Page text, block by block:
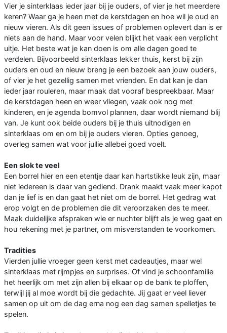
Vier je sinterklaas ieder jaar bij je ouders, of vier je het meerdere
keren? Waar ga je heen met de kerstdagen en hoe wil je oud en
nieuw vieren. Als dit geen issues of problemen oplevert dan is er
niets aan de hand. Maar voor velen blijkt het vaak een verplicht
uitje. Het beste wat je kan doen is om alle dagen goed te
verdelen. Bijvoorbeeld sinterklaas lekker thuis, kerst bij zijn
ouders en oud en nieuw breng je een bezoek aan jouw ouders,
of vier je het gezellig samen met vrienden. En dat kan je dan
ieder jaar rouleren, maar maak dat vooraf bespreekbaar. Maar
de kerstdagen heen en weer vliegen, vaak ook nog met
kinderen, en je agenda bomvol plannen, daar wordt niemand blij
van. Je kunt ook beide ouders bij je thuis uitnodigen en
sinterklaas om en om bij je ouders vieren. Opties genoeg,
overleg samen wat voor jullie allebei goed voelt.
Een slok te veel
Een borrel hier en een etentje daar kan hartstikke leuk zijn, maar
niet iedereen is daar van gediend. Drank maakt vaak meer kapot
dan je lief is en dan gaat het niet om de borrel. Het gedrag wat
erop volgt en de problemen die dit veroorzaken des te meer.
Maak duidelijke afspraken wie er nuchter blijft als je weg gaat en
hou rekening met je partner, om misverstanden te voorkomen.
Tradities
Vierden jullie vroeger geen kerst met cadeautjes, maar wel
sinterklaas met rijmpjes en surprises. Of vind je schoonfamilie
het heerlijk om met zijn allen bij elkaar op de bank te ploffen,
terwijl jij al moe wordt bij die gedachte. Jij gaat er veel liever
samen op uit om de dag erna nog een dag samen spelletjes te
spelen.